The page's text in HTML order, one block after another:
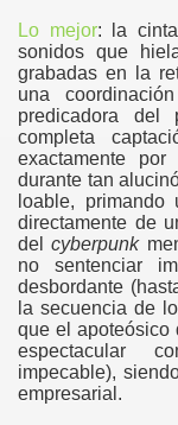
Lo mejor: la
sonidos que
grabadas en la
una
predicadora
completa
exactamente
durante tan
loable, primando
directamente de
delcyberpunk
no sentenciar
desbordante
la secuencia de
que el apoteósico
espectacular
impecable),
empresarial.